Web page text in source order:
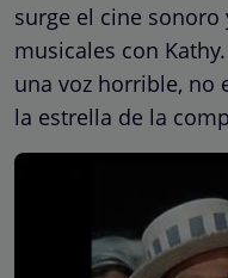
surge el cine
musicales con
una voz horrible, no
la estrella de la